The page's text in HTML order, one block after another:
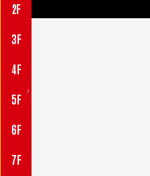
2F
3F
4F
5F
♪
6F
7F